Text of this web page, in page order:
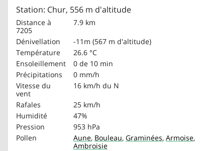
Station: Chur, 556 m d'altitude
Distance à
7205
7.9 km
Dénivellation
-11m (567 m d'altitude)
Température
26.6 °C
Ensoleillement
0 de 10 min
Précipitations
0 mm/h
Vitesse du
vent
16 km/h du N
Rafales
25 km/h
Humidité
47%
Pression
953 hPa
Pollen
Aune, Bouleau, Graminées, Armoise,
Ambroisie